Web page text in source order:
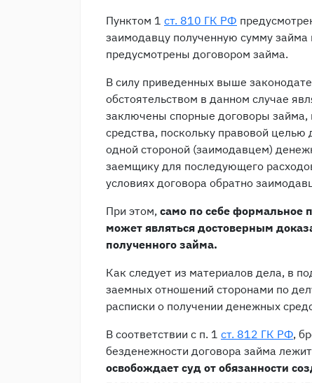
Пунктом 1 ст. 810 ГК РФ
заимодавцу полученную сумму займа
предусмотрены договором займа.
В силу приведенных выше
обстоятельством в данном случае
заключены спорные договоры
средства, поскольку правовой
одной стороной (заимодавцем)
заемщику для последующего
условиях договора обратно
При этом, само по себе формальное
может являться достоверным
полученного займа.
Как следует из материалов дела, в
заемных отношений сторонами по
расписки о получении денежных
В соответствии с п. 1 ст. 812 ГК РФ,
безденежности договора займа
освобождает суд от обязанности